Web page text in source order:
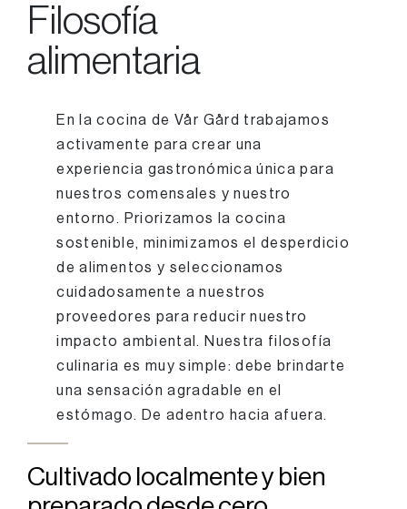
Filosofía
alimentaria
En la cocina de Vår Gård trabajamos
activamente para crear una
experiencia gastronómica única para
nuestros comensales y nuestro
entorno. Priorizamos la cocina
sostenible, minimizamos el desperdicio
de alimentos y seleccionamos
cuidadosamente a nuestros
proveedores para reducir nuestro
impacto ambiental. Nuestra filosofía
culinaria es muy simple: debe brindarte
una sensación agradable en el
estómago. De adentro hacia afuera.
Cultivado localmente y bien